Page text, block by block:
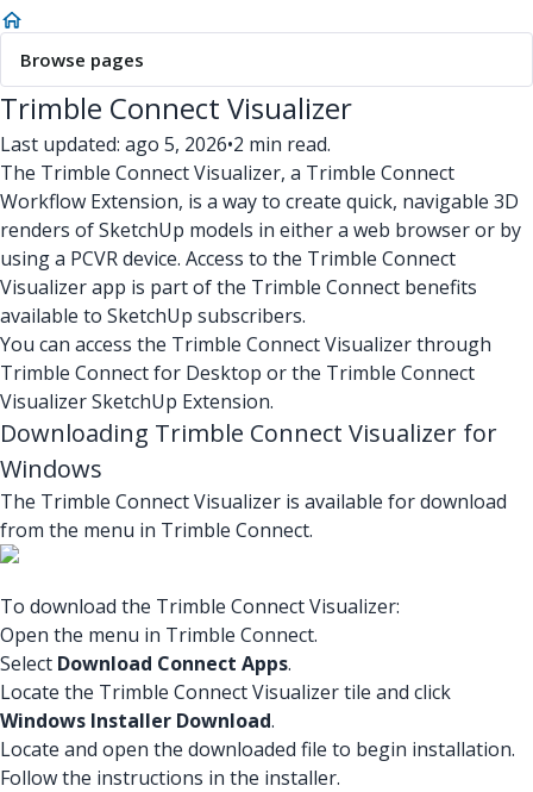
Browse pages
Trimble Connect Visualizer
Last updated: ago 5, 2026•2 min read.
The Trimble Connect Visualizer, a Trimble Connect
Workflow Extension, is a way to create quick, navigable 3D
renders of SketchUp models in either a web browser or by
using a PCVR device. Access to the Trimble Connect
Visualizer app is part of the Trimble Connect benefits
available to SketchUp subscribers.
You can access the Trimble Connect Visualizer through
Trimble Connect for Desktop or the Trimble Connect
Visualizer SketchUp Extension.
Downloading Trimble Connect Visualizer for
Windows
The Trimble Connect Visualizer is available for download
from the menu in Trimble Connect.
To download the Trimble Connect Visualizer:
Open the menu in Trimble Connect.
Select Download Connect Apps.
Locate the Trimble Connect Visualizer tile and click
Windows Installer Download.
Locate and open the downloaded file to begin installation.
Follow the instructions in the installer.